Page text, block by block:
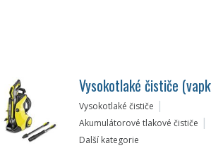
Vysokotlaké čističe
Vysokotlaké čističe
Akumulátorové tlakové čističe
Další kategorie